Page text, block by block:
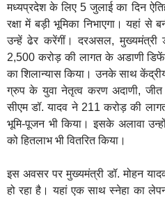
मध्यप्रदेश के लिए 5 जुलाई का दिन
रक्षा में बड़ी भूमिका निभाएगा। यहां
उन्हें ढेर करेंगीं। दरअसल, मुख्यमंत्री
2,500 करोड़ की लागत के अडाणी
का शिलान्यास किया। उनके साथ केंद्रीय
ग्रुप के युवा नेतृत्व करण अदाणी,
सीएम डॉ. यादव ने 211 करोड़ की
भूमि-पूजन भी किया। इसके अलावा
को हितलाभ भी वितरित किया।
इस अवसर पर मुख्यमंत्री डॉ. मोहन
हो रहा है। यहां एक साथ स्नेहा का